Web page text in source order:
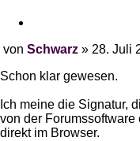
von Schwarz » 28. Juli
Schon klar gewesen.
Ich meine die Signatur,
von der Forumssoftware
direkt im Browser.